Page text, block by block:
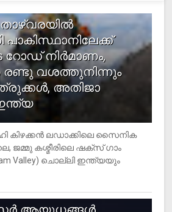
നിർമാണം,
രണ്ടു വശത്തുനിന്നും
അതിജാ​
കിഴക്കൻ ലഡാക്കിലെ സൈനിക
ജമ്മു കശ്മീരിലെ ഷക്സ് ​ഗാം
Valley) ചൊല്ലി ഇന്ത്യയും